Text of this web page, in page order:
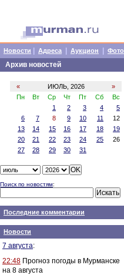
Новости Адреса Аукцион Фото
Архив новостей
« ИЮЛЬ, 2026
»
Пн
Вт Ср Чт Пт Сб
Вс
1
2 3 4
5
6
7 8 9 10 11
12
13
14 15 16 17 18
19
20
21 22 23 24 25
26
27
28 29 30 31
Поиск по новостям:
Последние комментарии
Новости
7 августа:
22:48 Прогноз погоды в Мурманске
на 8 августа